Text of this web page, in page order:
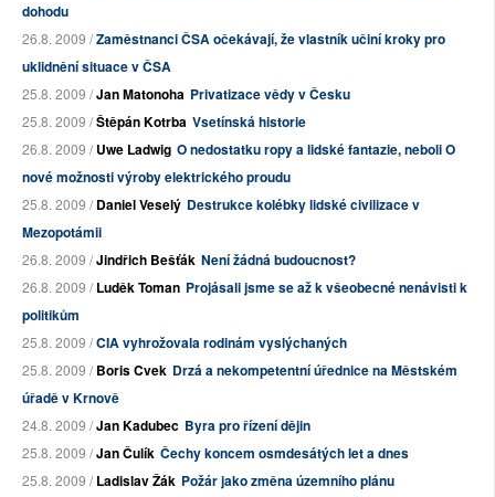
dohodu
26.8. 2009 /Zaměstnanci ČSA očekávají, že vlastník učiní kroky pro
uklidnění situace v ČSA
25.8. 2009 /Jan Matonoha Privatizace vědy v Česku
25.8. 2009 /Štěpán Kotrba Vsetínská historie
26.8. 2009 /Uwe Ladwig O nedostatku ropy a lidské fantazie, neboli O
nové možnosti výroby elektrického proudu
25.8. 2009 /Daniel Veselý Destrukce kolébky lidské civilizace v
Mezopotámii
26.8. 2009 /Jindřich Bešťák Není žádná budoucnost?
26.8. 2009 /Luděk Toman Projásali jsme se až k všeobecné nenávisti k
politikům
25.8. 2009 /CIA vyhrožovala rodinám vyslýchaných
25.8. 2009 /Boris Cvek Drzá a nekompetentní úřednice na Městském
úřadě v Krnově
24.8. 2009 /Jan Kadubec Byra pro řízení dějin
25.8. 2009 /Jan Čulík Čechy koncem osmdesátých let a dnes
25.8. 2009 /Ladislav Žák Požár jako změna územního plánu